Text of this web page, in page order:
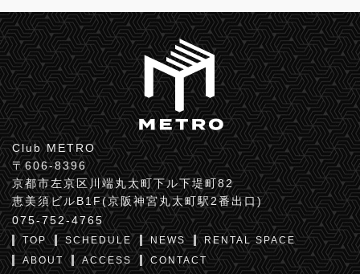
Club METRO
〒606-8396
京都市左京区川端丸太町下ル下堤町82
恵美須ビルB1F(京阪神宮丸太町駅2番出口)
075-752-4765
TOP SCHEDULE NEWS
RENTAL SPACE
ABOUT
ACCESS
CONTACT